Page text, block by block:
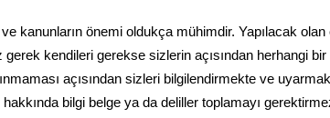
kanunların önemi oldukça mühimdir. Yapılacak olan
kendileri gerekse sizlerin açısından herhangi bir
açısından sizleri bilgilendirmekte ve
bilgi belge ya da deliller toplamayı